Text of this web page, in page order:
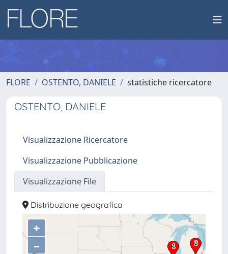
FLORE OSTENTO, DANIELE statistiche ricercatore
OSTENTO, DANIELE
Visualizzazione Ricercatore
Visualizzazione Pubblicazione
Visualizzazione File
Distribuzione geografica
+
–